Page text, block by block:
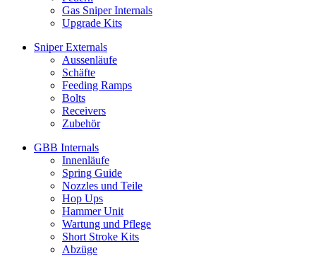
Gas Sniper Internals
Upgrade Kits
Sniper Externals
Aussenläufe
Schäfte
Feeding Ramps
Bolts
Receivers
Zubehör
GBB Internals
Innenläufe
Spring Guide
Nozzles und Teile
Hop Ups
Hammer Unit
Wartung und Pflege
Short Stroke Kits
Abzüge